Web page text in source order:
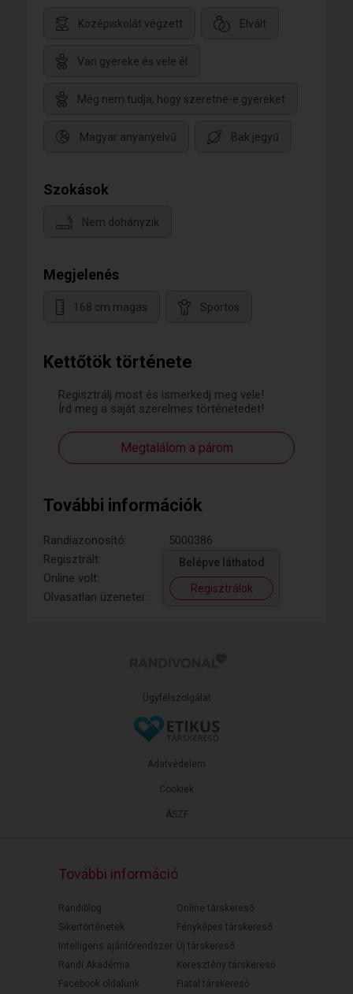
Kettőtök története
Regisztrálj most és ismerkedj meg vele!
Írd meg a saját szerelmes történetedet!
Megtalálom a párom
További információk
Randiazonosító:
5000386
Regisztrált:
Online volt:
Olvasatlan üzenetei:
Belépve láthatod
Regisztrálok
Középiskolát végzett Elvált
Van gyereke és vele él
Még nem tudja, hogy szeretne-e gyereket
Magyar anyanyelvű Bak jegyű
Szokások
Nem dohányzik
Megjelenés
168 cm magas Sportos
Ügyfélszolgálat
ÁSZF
Adatvédelem
Cookiek
További információ
Randiblog
Sikertörténetek
Intelligens ajánlórendszer
Randi Akadémia
Facebook oldalunk
Online társkereső
Fényképes társkereső
Új társkereső
Keresztény társkereső
Fiatal társkereső